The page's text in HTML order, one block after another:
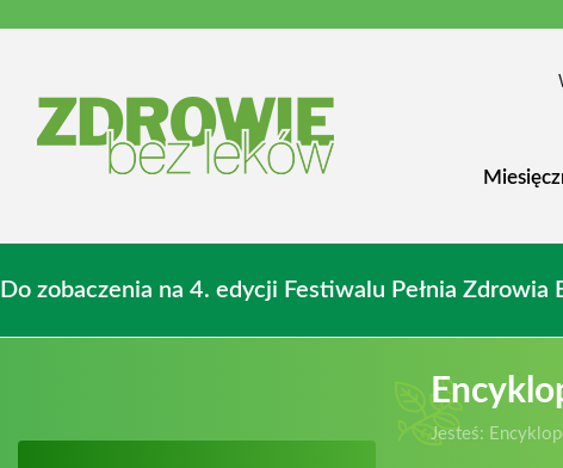
Do zobaczenia na 4. edycji Festiwalu Pełnia
Jesteś: